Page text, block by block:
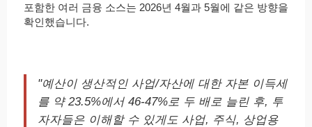
포함한 여러 금융 소스는 2026년 4월과 5월에 같은 방향을
확인했습니다.
"예산이 생산적인 사업/자산에 대한 자본 이득세
를 약 23.5%에서 46-47%로 두 배로 늘린 후, 투
자자들은 이해할 수 있게도 사업, 주식, 상업용